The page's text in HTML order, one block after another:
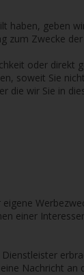
geben
Zwecke
oder
soweit Sie
die wir Sie in
einer
Nachricht